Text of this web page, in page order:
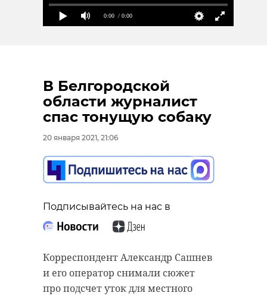
0:00 / 0:00
В Белгородской
области журналист
спас тонущую собаку
20 января 2021, 21:06
Подписывайтесь на нас в
Корреспондент Александр Сашнев
и его оператор снимали сюжет
про подсчет уток для местного